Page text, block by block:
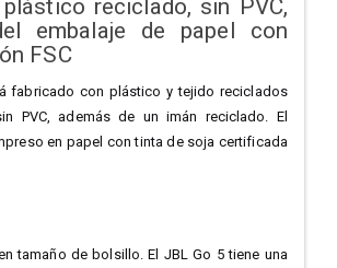
reciclado, sin PVC,
embalaje de papel con
FSC
fabricado con plástico y tejido reciclados
PVC, además de un imán reciclado. El
en papel con tinta de soja certificada
tamaño de bolsillo. El JBL Go 5 tiene una